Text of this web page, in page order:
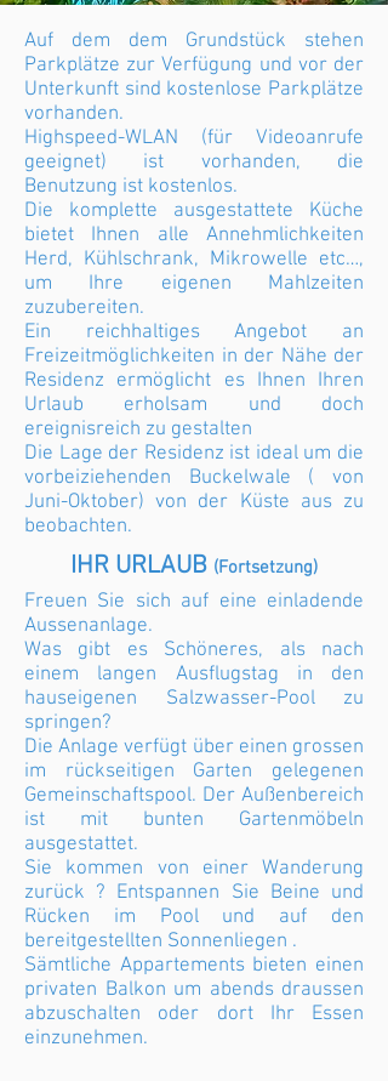
Auf dem dem Grundstück stehen
Parkplätze zur Verfügung und vor der
Unterkunft sind kostenlose Parkplätze
vorhanden.
Highspeed-WLAN (für Videoanrufe
geeignet) ist vorhanden, die
Benutzung ist kostenlos.
Die komplette ausgestattete Küche
bietet Ihnen alle Annehmlichkeiten
Herd, Kühlschrank, Mikrowelle etc…,
um Ihre eigenen Mahlzeiten
zuzubereiten.
Ein reichhaltiges Angebot an
Freizeitmöglichkeiten in der Nähe der
Residenz ermöglicht es Ihnen Ihren
Urlaub erholsam und doch
ereignisreich zu gestalten
Die Lage der Residenz ist ideal um die
vorbeiziehenden Buckelwale ( von
Juni-Oktober) von der Küste aus zu
beobachten.
IHR URLAUB (Fortsetzung)
Freuen Sie sich auf eine einladende
Aussenanlage.
Was gibt es Schöneres, als nach
einem langen Ausflugstag in den
hauseigenen Salzwasser-Pool zu
springen?
Die Anlage verfügt über einen grossen
im rückseitigen Garten gelegenen
Gemeinschaftspool. Der Außenbereich
ist mit bunten Gartenmöbeln
ausgestattet.
Sie kommen von einer Wanderung
zurück ? Entspannen Sie Beine und
Rücken im Pool und auf den
bereitgestellten Sonnenliegen .
Sämtliche Appartements bieten einen
privaten Balkon um abends draussen
abzuschalten oder dort Ihr Essen
einzunehmen.